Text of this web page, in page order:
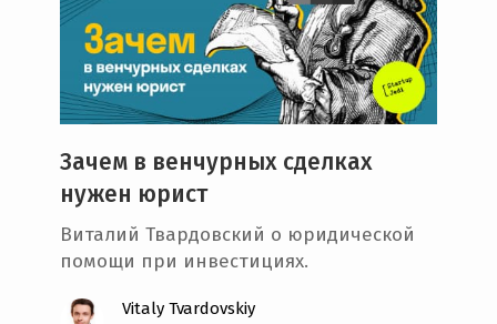
Зачем в венчурных сделках
нужен юрист
Виталий Твардовский о юридической
помощи при инвестициях.
Vitaly Tvardovskiy